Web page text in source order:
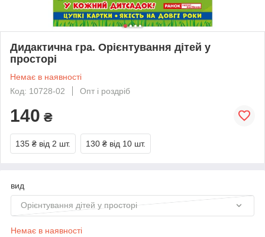
Дидактична гра. Орієнтування дітей у
просторі
Немає в наявності
Код: 10728-02
Опт і роздріб
140 ₴
135 ₴ від 2 шт. 130 ₴ від 10 шт.
вид
Орієнтування дітей у просторі
Немає в наявності